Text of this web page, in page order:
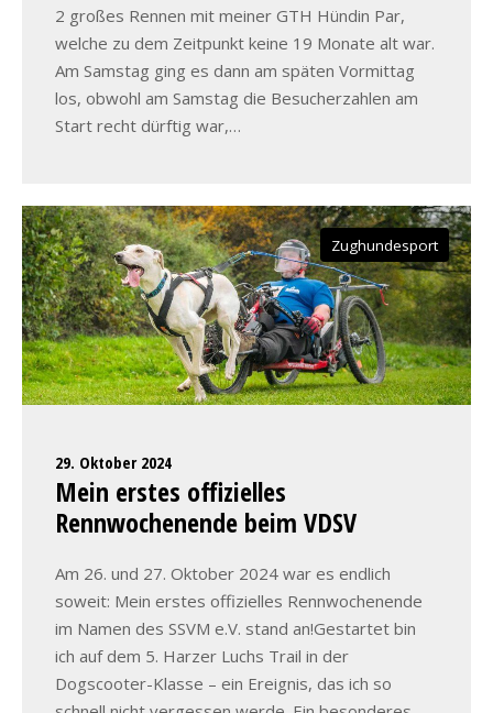
2 großes Rennen mit meiner GTH Hündin Par,
welche zu dem Zeitpunkt keine 19 Monate alt war.
Am Samstag ging es dann am späten Vormittag
los, obwohl am Samstag die Besucherzahlen am
Start recht dürftig war,…
Zughundesport
29. Oktober 2024
Mein erstes offizielles
Rennwochenende beim VDSV
Am 26. und 27. Oktober 2024 war es endlich
soweit: Mein erstes offizielles Rennwochenende
im Namen des SSVM e.V. stand an!Gestartet bin
ich auf dem 5. Harzer Luchs Trail in der
Dogscooter-Klasse – ein Ereignis, das ich so